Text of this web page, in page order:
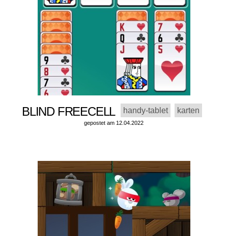
BLIND FREECELL handy-tablet karten
gepostet am 12.04.2022